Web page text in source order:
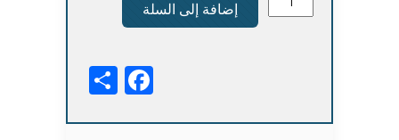
إضافة إلى السلة
Facebook